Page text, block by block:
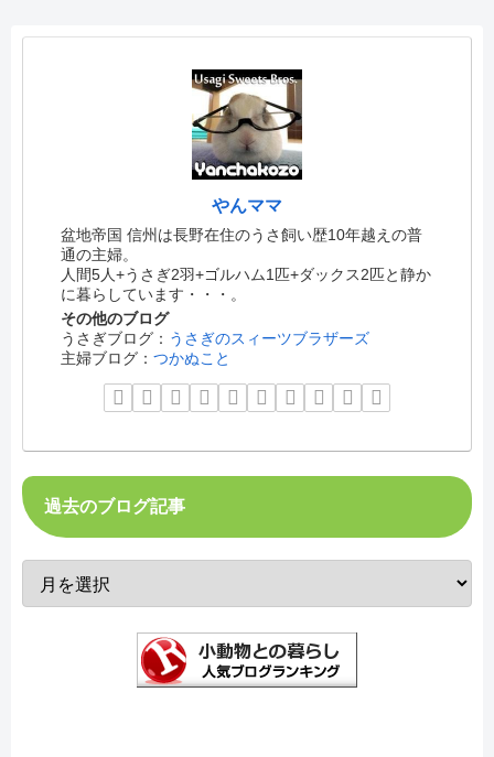
やんママ
盆地帝国 信州は長野在住のうさ飼い歴10年越えの普
通の主婦。
人間5人+うさぎ2羽+ゴルハム1匹+ダックス2匹と静か
に暮らしています・・・。
その他のブログ
うさぎブログ： うさぎのスィーツブラザーズ
主婦ブログ：つかぬこと
過去のブログ記事